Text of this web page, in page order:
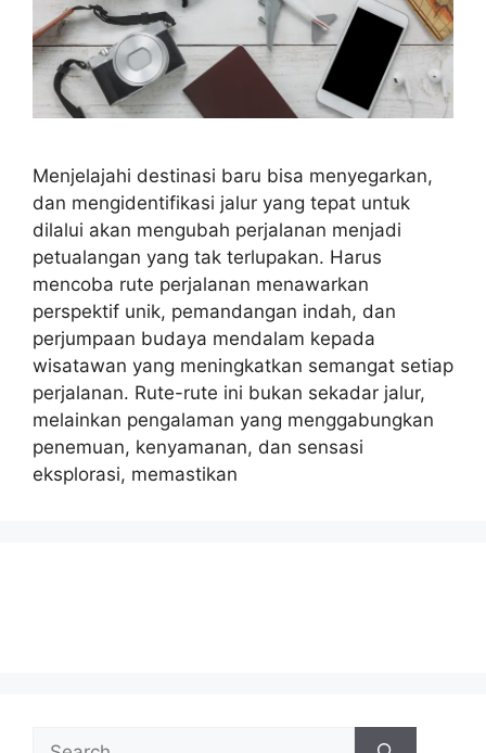
Menjelajahi destinasi baru bisa menyegarkan,
dan mengidentifikasi jalur yang tepat untuk
dilalui akan mengubah perjalanan menjadi
petualangan yang tak terlupakan. Harus
mencoba rute perjalanan menawarkan
perspektif unik, pemandangan indah, dan
perjumpaan budaya mendalam kepada
wisatawan yang meningkatkan semangat setiap
perjalanan. Rute-rute ini bukan sekadar jalur,
melainkan pengalaman yang menggabungkan
penemuan, kenyamanan, dan sensasi
eksplorasi, memastikan